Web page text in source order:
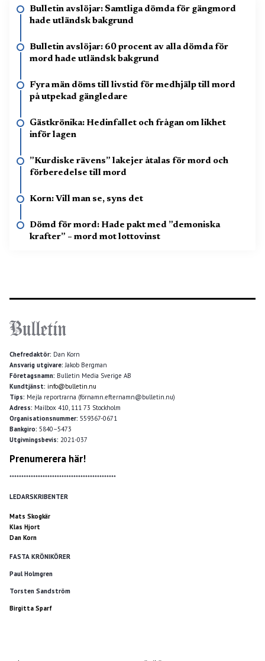
Bulletin avslöjar: Samtliga dömda för gängmord
hade utländsk bakgrund
Bulletin avslöjar: 60 procent av alla dömda för
mord hade utländsk bakgrund
Fyra män döms till livstid för medhjälp till mord
på utpekad gängledare
Gästkrönika: Hedinfallet och frågan om likhet
inför lagen
”Kurdiske rävens” lakejer åtalas för mord och
förberedelse till mord
Korn: Vill man se, syns det
Dömd för mord: Hade pakt med ”demoniska
krafter” – mord mot lottovinst
Chefredaktör: Dan Korn
Ansvarig utgivare:Jakob Bergman
Företagsnamn: Bulletin Media Sverige AB
Kundtjänst: info@bulletin.nu
Tips: Mejla reportrarna (förnamn.efternamn@bulletin.nu)
Adress: Mailbox 410, 111 73 Stockholm
Organisationsnummer: 559367-0671
Bankgiro: 5840–5473
Utgivningsbevis: 2021-037
Prenumerera här!
*********************************************
LEDARSKRIBENTER
Mats Skogkär
Klas Hjort
Dan Korn
FASTA KRÖNIKÖRER
Paul Holmgren
Torsten Sandström
Birgitta Sparf